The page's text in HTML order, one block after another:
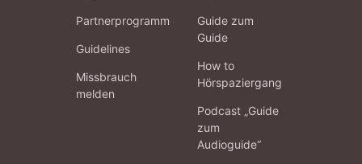
Partnerprogramm
Guidelines
Missbrauch
melden
Guide zum
Guide
How to
Hörspaziergang
Podcast „Guide
zum
Audioguide“